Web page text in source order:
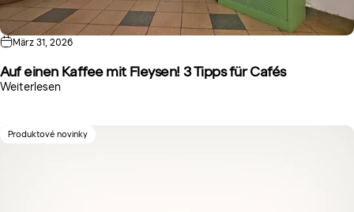
März 31, 2026
Auf einen Kaffee mit Fleysen! 3 Tipps für Cafés
Weiterlesen
Produktové novinky